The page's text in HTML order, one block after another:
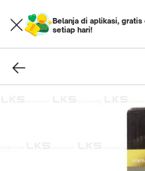
Belanja di aplikasi,
setiap hari!